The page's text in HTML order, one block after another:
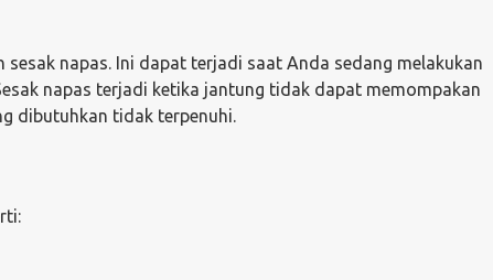
napas. Ini dapat terjadi saat Anda sedang melakukan
napas terjadi ketika jantung tidak dapat memompakan
dibutuhkan tidak terpenuhi.